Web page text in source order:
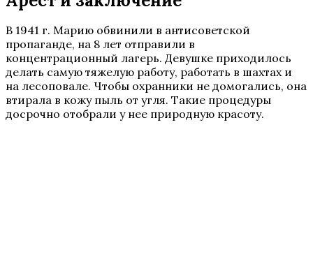
В 1941 г. Марию обвинили в антисоветской
пропаганде, на 8 лет отправили в
концентрационный лагерь. Девушке приходилось
делать самую тяжелую работу, работать в шахтах и
на лесоповале. Чтобы охранники не домогались, она
втирала в кожу пыль от угля. Такие процедуры
досрочно отобрали у нее природную красоту.